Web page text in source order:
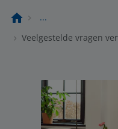
...
Veelgestelde vragen